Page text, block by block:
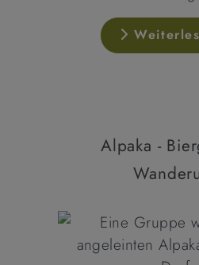
Alpaka -